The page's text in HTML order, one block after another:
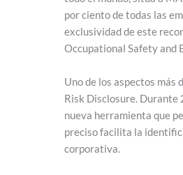
por ciento de todas las
exclusividad de este
Occupational Safety and
Uno de los aspectos más
Risk Disclosure. Durante
nueva herramienta que
preciso facilita la
corporativa.